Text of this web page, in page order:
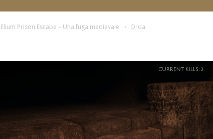
Prison Escape – Una fuga medievale! Orda